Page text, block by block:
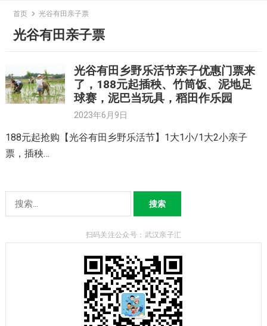
content
首页 光谷有田亲子票
光谷有田亲子票
光谷有田乡野乐活节亲子优惠门票来
了，188元起插秧、竹筒饭、泥地足
球赛，泥巴当玩具，稻田作乐园
2023年6月9日
188元起抢购【光谷有田乡野乐活节】1大1小/1大2小亲子
票，插秧…
索：
扫码关注公众号：武汉亲子汇